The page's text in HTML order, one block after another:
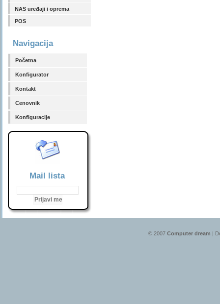
NAS uređaji i oprema
POS
Navigacija
Početna
Konfigurator
Kontakt
Cenovnik
Konfiguracije
Mail lista
© 2007 Computer dream |